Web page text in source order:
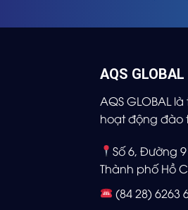
AQS GLOBAL
AQS GLOBAL
hoạt động đào
Số 6, Đường
Thành phố Hồ
(84 28) 6263